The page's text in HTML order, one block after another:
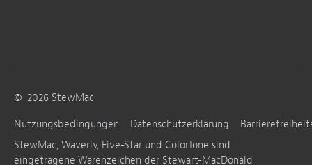
© 2026 StewMac
Nutzungsbedingungen
Datenschutzerklärung
StewMac, Waverly, Five-Star und ColorTone sind
eingetragene Warenzeichen der Stewart-MacDonald